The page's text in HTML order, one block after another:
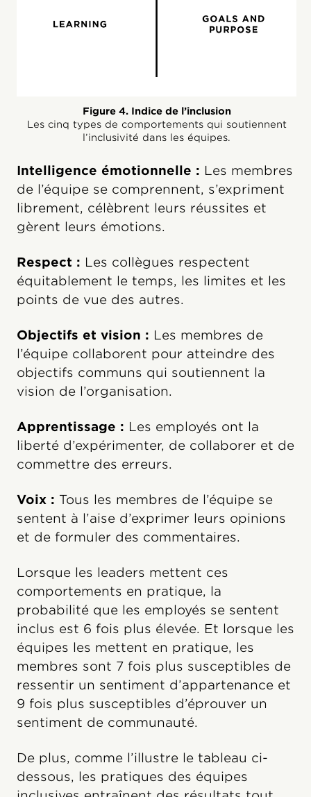
Figure 4. Indice de l’inclusion
Les cinq types de comportements qui soutiennent
l’inclusivité dans les équipes.
Intelligence émotionnelle : Les membres
de l’équipe se comprennent, s’expriment
librement, célèbrent leurs réussites et
gèrent leurs émotions.
Respect : Les collègues respectent
équitablement le temps, les limites et les
points de vue des autres.
Objectifs et vision : Les membres de
l’équipe collaborent pour atteindre des
objectifs communs qui soutiennent la
vision de l’organisation.
Apprentissage : Les employés ont la
liberté d’expérimenter, de collaborer et de
commettre des erreurs.
Voix : Tous les membres de l’équipe se
sentent à l’aise d’exprimer leurs opinions
et de formuler des commentaires.
Lorsque les leaders mettent ces
comportements en pratique, la
probabilité que les employés se sentent
inclus est 6 fois plus élevée. Et lorsque les
équipes les mettent en pratique, les
membres sont 7 fois plus susceptibles de
ressentir un sentiment d’appartenance et
9 fois plus susceptibles d’éprouver un
sentiment de communauté.
De plus, comme l’illustre le tableau ci-
dessous, les pratiques des équipes